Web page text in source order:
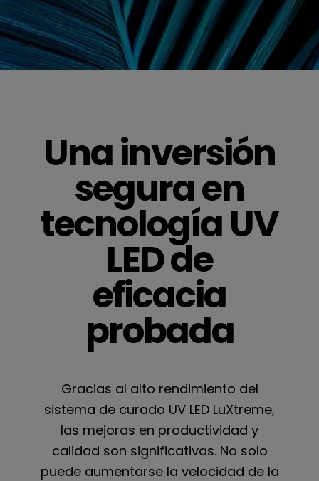
Una inversión
segura en
tecnología UV
LED de
eficacia
probada
Gracias al alto rendimiento del
sistema de curado UV LED LuXtreme,
las mejoras en productividad y
calidad son significativas. No solo
puede aumentarse la velocidad de la